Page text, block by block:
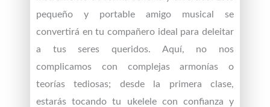
pequeño y portable amigo musical se
convertirá en tu compañero ideal para deleitar
a tus seres queridos. Aquí, no nos
complicamos con complejas armonías o
teorías tediosas; desde la primera clase,
estarás tocando tu ukelele con confianza y